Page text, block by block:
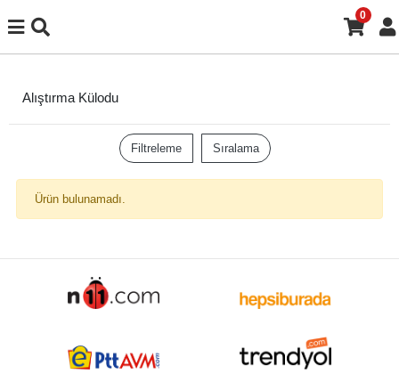
0
Alıştırma Külodu
Filtreleme Sıralama
Ürün bulunamadı.